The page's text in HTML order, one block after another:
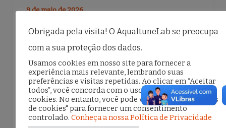
9 de maio de 2026
No dia 16 de maio, Isabel Xavier,
coordenadora do nosso GT de Saúde Digital,
participou do seminário “Serviços Públicos
Datificados”. O evento foi promovido pelo
Comitê Gestor da Internet no […]
Obrigada pela visita! O AqualtuneLab se preocupa
com a sua proteção dos dados.
Usamos cookies em nosso site para fornecer a
experiência mais relevante, lembrando suas
preferências e visitas repetidas. Ao clicar em “Aceitar
todos”, você concorda com o uso de TODOS os
cookies. No entanto, você pode visitar "Configurações
de cookies" para fornecer um consentimento
controlado. Conheça a nossa Política de Privacidade